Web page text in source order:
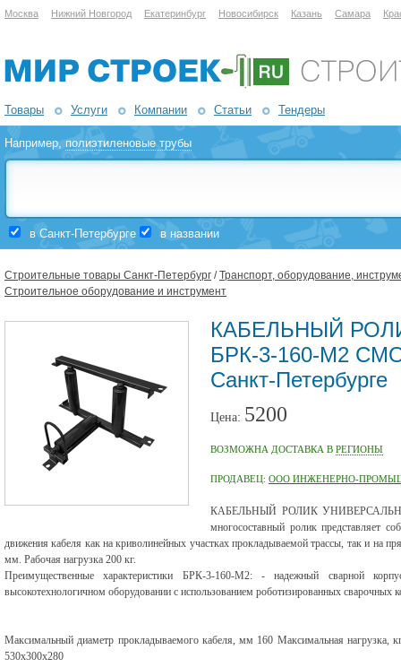
Москва Нижний Новгород Екатеринбург Новосибирск Казань Самара
Товары Услуги Компании Статьи Тендеры
Например,полиэтиленовые трубы
в Санкт-Петербурге в названии
Строительные товары Санкт-Петербург /Транспорт, оборудование,
Строительное оборудование и инструмент
КАБЕЛЬНЫЙ
БРК-3-160-М2
Санкт-Петербурге
Цена: 5200
ВОЗМОЖНА ДОСТАВКА В РЕГИОНЫ
ПРОДАВЕЦ: ООО ИНЖЕНЕРНО-
КАБЕЛЬНЫЙ РОЛИК
многосоставный ролик представляет
движения кабеля как на криволинейных участках прокладываемой трассы, так и на
мм. Рабочая нагрузка 200 кг.
Преимущественные характеристики БРК-3-160-М2: - надежный сварной
высокотехнологичном оборудовании с использованием роботизированных сварочных
Максимальный диаметр прокладываемого кабеля, мм 160 Максимальная нагрузка,
530х300х280